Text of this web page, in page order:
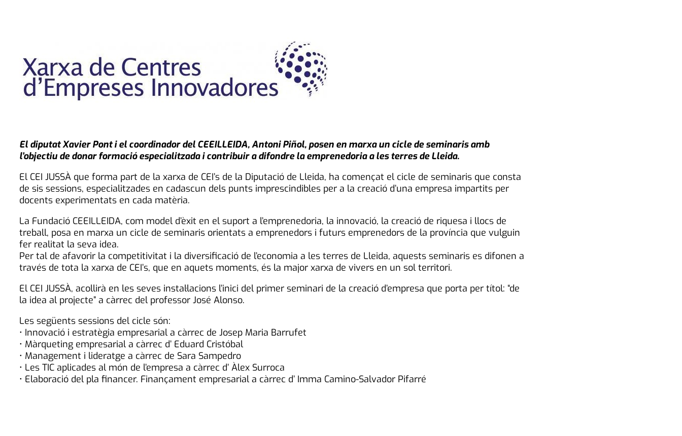
El diputat Xavier Pont i el coordinador del CEEILLEIDA, Antoni Piñol, posen en marxa un cicle de seminaris amb
l’objectiu de donar formació especialitzada i contribuir a difondre la emprenedoria a les terres de Lleida.
El CEI JUSSÀ que forma part de la xarxa de CEI’s de la Diputació de Lleida, ha començat el cicle de seminaris que consta
de sis sessions, especialitzades en cadascun dels punts imprescindibles per a la creació d’una empresa impartits per
docents experimentats en cada matèria.
La Fundació CEEILLEIDA, com model d’èxit en el suport a l’emprenedoria, la innovació, la creació de riquesa i llocs de
treball, posa en marxa un cicle de seminaris orientats a emprenedors i futurs emprenedors de la província que vulguin
fer realitat la seva idea.
Per tal de afavorir la competitivitat i la diversificació de l’economia a les terres de Lleida, aquests seminaris es difonen a
través de tota la xarxa de CEI’s, que en aquets moments, és la major xarxa de vivers en un sol territori.
El CEI JUSSÀ, acollirà en les seves instal·lacions l’inici del primer seminari de la creació d’empresa que porta per títol: “de
la idea al projecte” a càrrec del professor José Alonso.
Les següents sessions del cicle són:
• Innovació i estratègia empresarial a càrrec de Josep Maria Barrufet
• Màrqueting empresarial a càrrec d’ Eduard Cristóbal
• Management i lideratge a càrrec de Sara Sampedro
• Les TIC aplicades al món de l’empresa a càrrec d’ Àlex Surroca
• Elaboració del pla financer. Finançament empresarial a càrrec d’ Imma Camino-Salvador Pifarré